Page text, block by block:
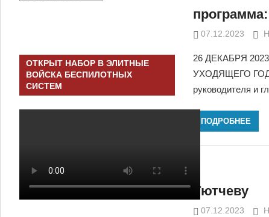
07.12.2023
26 ДЕКАБРЯ
УХОДЯЩЕГО ГОДА
руководителя и
ПОДРОБНЕЕ
Тютчеву
07.12.2023
ОТКРЫТ НАБОР В ЭЛИТНЫЕ
ВОЙСКА БЕСПИЛОТНЫХ
СИСТЕМ